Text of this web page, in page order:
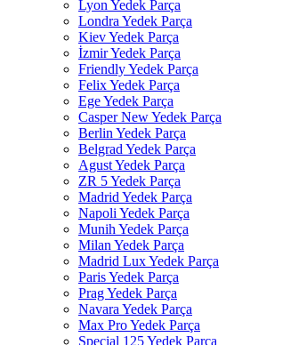
Lyon Yedek Parça
Londra Yedek Parça
Kiev Yedek Parça
İzmir Yedek Parça
Friendly Yedek Parça
Felix Yedek Parça
Ege Yedek Parça
Casper New Yedek Parça
Berlin Yedek Parça
Belgrad Yedek Parça
Agust Yedek Parça
ZR 5 Yedek Parça
Madrid Yedek Parça
Napoli Yedek Parça
Munih Yedek Parça
Milan Yedek Parça
Madrid Lux Yedek Parça
Paris Yedek Parça
Prag Yedek Parça
Navara Yedek Parça
Max Pro Yedek Parça
Special 125 Yedek Parça